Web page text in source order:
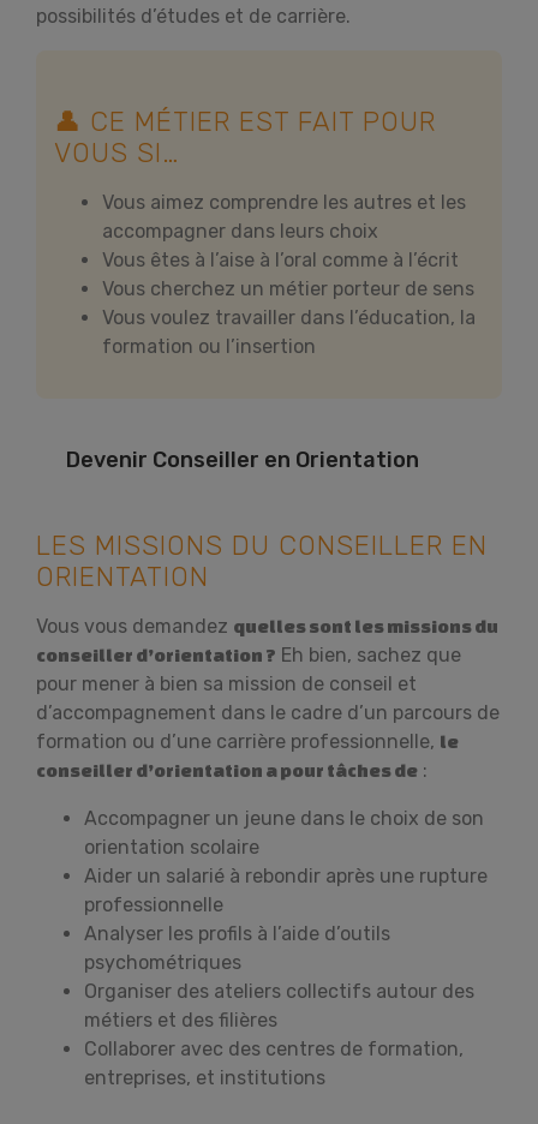
possibilités d’études et de carrière.
👤 CE MÉTIER EST FAIT POUR
VOUS SI…
Vous aimez comprendre les autres et les
accompagner dans leurs choix
Vous êtes à l’aise à l’oral comme à l’écrit
Vous cherchez un métier porteur de sens
Vous voulez travailler dans l’éducation, la
formation ou l’insertion
Devenir Conseiller en Orientation
LES MISSIONS DU CONSEILLER EN
ORIENTATION
Vous vous demandez quelles sont les missions du
conseiller d’orientation ? Eh bien, sachez que
pour mener à bien sa mission de conseil et
d’accompagnement dans le cadre d’un parcours de
formation ou d’une carrière professionnelle, le
conseiller d’orientation a pour tâches de :
Accompagner un jeune dans le choix de son
orientation scolaire
Aider un salarié à rebondir après une rupture
professionnelle
Analyser les profils à l’aide d’outils
psychométriques
Organiser des ateliers collectifs autour des
métiers et des filières
Collaborer avec des centres de formation,
entreprises, et institutions